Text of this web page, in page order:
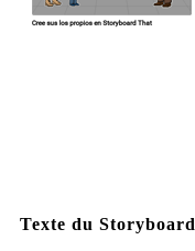
Texte du Storyboard